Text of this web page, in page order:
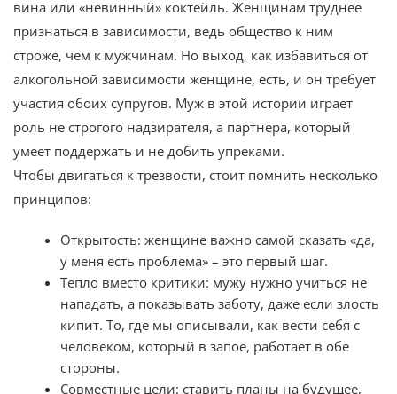
вина или «невинный» коктейль. Женщинам труднее
признаться в зависимости, ведь общество к ним
строже, чем к мужчинам. Но выход, как избавиться от
алкогольной зависимости женщине, есть, и он требует
участия обоих супругов. Муж в этой истории играет
роль не строгого надзирателя, а партнера, который
умеет поддержать и не добить упреками.
Чтобы двигаться к трезвости, стоит помнить несколько
принципов:
Открытость: женщине важно самой сказать «да,
у меня есть проблема» – это первый шаг.
Тепло вместо критики: мужу нужно учиться не
нападать, а показывать заботу, даже если злость
кипит. То, где мы описывали, как вести себя с
человеком, который в запое, работает в обе
стороны.
Совместные цели: ставить планы на будущее,